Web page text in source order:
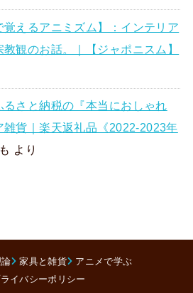
覚えるアニミズム】：インテリア
観のお話。｜【ジャポニスム】
るさと納税の『本当におしゃれ
雑貨｜楽天返礼品《2022-2023年
より
家具と雑貨
アニメで学ぶ
イバシーポリシー